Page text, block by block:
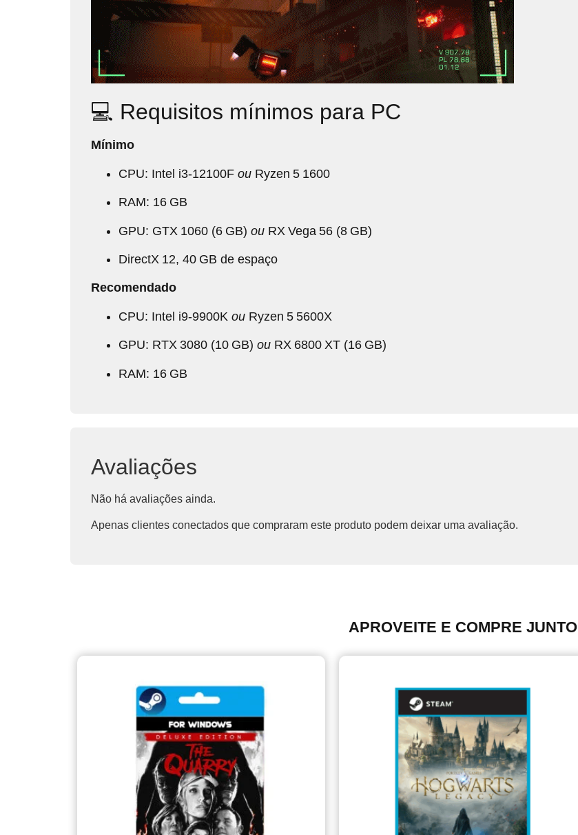
💻 Requisitos mínimos para PC
Mínimo
CPU: Intel i3‑12100F ou Ryzen 5 1600
RAM: 16 GB
GPU: GTX 1060 (6 GB) ou RX Vega 56 (8 GB)
DirectX 12, 40 GB de espaço
Recomendado
CPU: Intel i9‑9900K ou Ryzen 5 5600X
GPU: RTX 3080 (10 GB) ou RX 6800 XT (16 GB)
RAM: 16 GB
Avaliações
Não há avaliações ainda.
Apenas clientes conectados que compraram este produto podem deixar uma avaliação.
APROVEITE E COMPRE JUNTO